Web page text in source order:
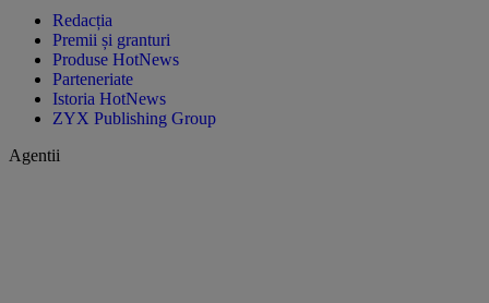
Redacția
Premii și granturi
Produse HotNews
Parteneriate
Istoria HotNews
ZYX Publishing Group
Agentii